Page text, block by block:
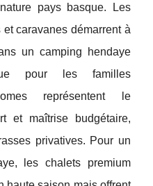
pays basque. Les
caravanes démarrent à
un camping hendaye
pour les familles
représentent le
et maîtrise budgétaire,
privatives. Pour un
les chalets premium